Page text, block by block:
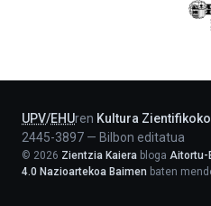
UPV/EHUren Kultura
2445-3897 — Bilbon editatua
© 2026 Zientzia Kaiera bloga Aitortu-
4.0 Nazioartekoa Baimen baten